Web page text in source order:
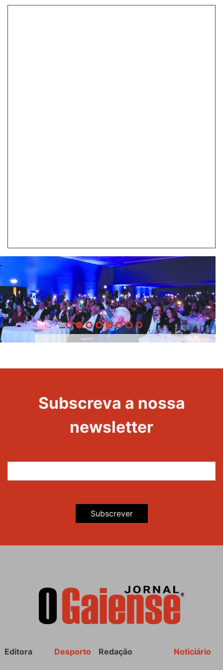
Evento
Maravilhas
Subscreva a nossa
newsletter
Subscrever
Rodapé Noticiário
Redação
Desporto
Editora